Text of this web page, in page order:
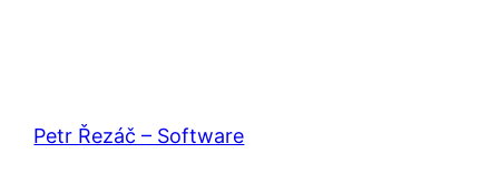
Petr Řezáč – Software